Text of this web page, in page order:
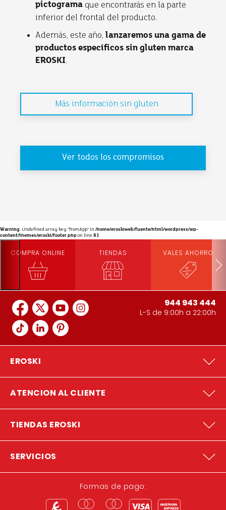
pictograma que encontrarás en la parte
inferior del frontal del producto.
Además, este año, lanzaremos una gama de
productos específicos sin gluten marca
EROSKI.
Más información sin gluten
Ver todos los compromisos
Warning: Undefined array key "fromApp" in /home/eroskiweb/fuente/html/wordpress/wp-
content/themes/eroski/footer.php on line 81
COMPRA ONLINE TIENDAS VALES AHORRO
944 943 444
L-S de 9:00h a 22:00h
EROSKI
ATENCION AL CLIENTE
TIENDAS EROSKI
SERVICIOS
Formas de pago: